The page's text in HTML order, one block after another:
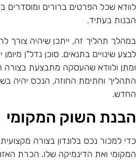
שכל הפרטים ברורים ומוסדרים
בעתיד.
תהליך זה, ייתכן שיהיה צורך
שינויים בתנאים. סוכן נדל"ן מיומן
ולוודא שהעסקה מתבצעת בצורה
וחתימת החוזה, הנכס יהיה
השוק המקומי
למכור נכס בלונדון בצורה
ואת הדינמיקה שלו. הכרת